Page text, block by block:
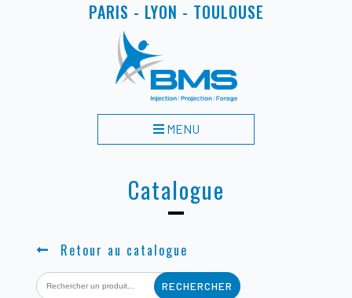
PARIS - LYON - TOULOUSE
MENU
Catalogue
Retour au catalogue
Search
for: